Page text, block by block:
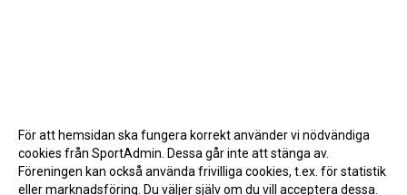
För att hemsidan ska fungera korrekt använder vi nödvändiga
cookies från SportAdmin. Dessa går inte att stänga av.
Föreningen kan också använda frivilliga cookies, t.ex. för statistik
eller marknadsföring. Du väljer själv om du vill acceptera dessa.